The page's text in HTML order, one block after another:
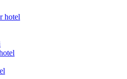
hotel